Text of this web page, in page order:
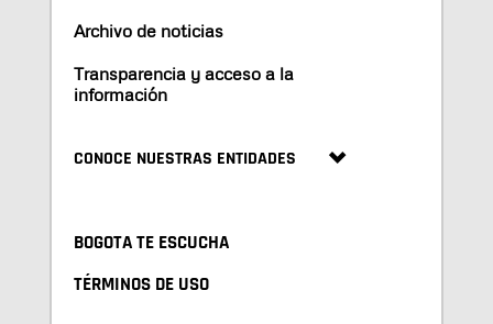
Archivo de noticias
Transparencia y acceso a la
información
CONOCE NUESTRAS ENTIDADES
BOGOTA TE ESCUCHA
TÉRMINOS DE USO